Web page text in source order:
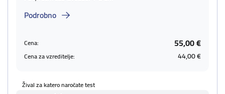
Podrobno
Cena: 55,00 €
Cena za vzreditelje: 44,00 €
Žival za katero naročate test